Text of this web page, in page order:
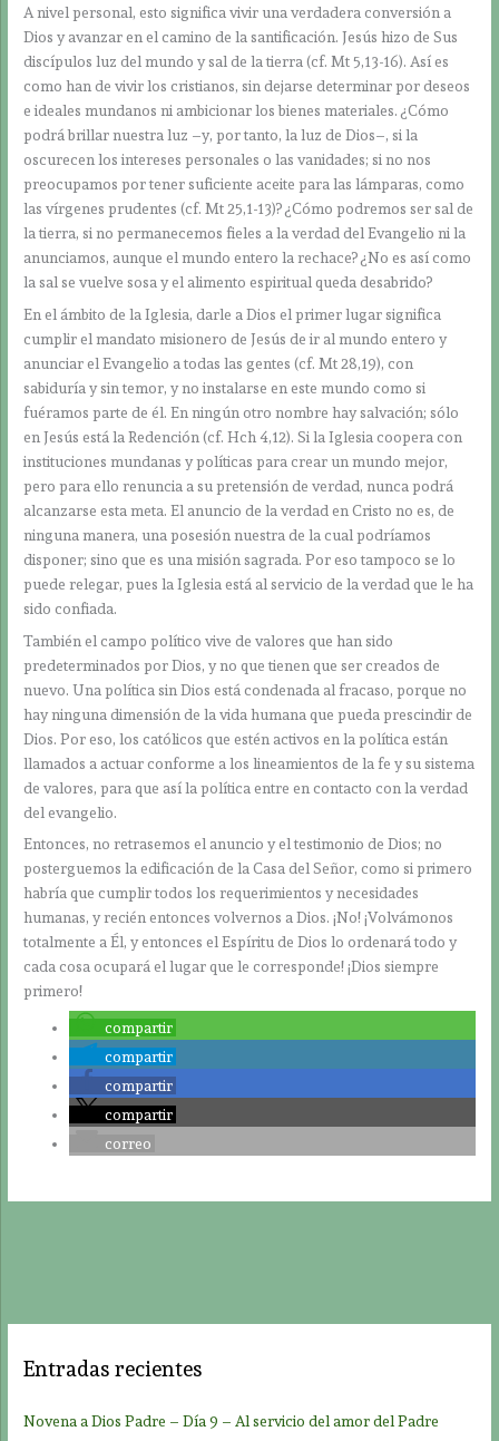
A nivel personal, esto significa vivir una verdadera conversión a
Dios y avanzar en el camino de la santificación. Jesús hizo de Sus
discípulos luz del mundo y sal de la tierra (cf. Mt 5,13-16). Así es
como han de vivir los cristianos, sin dejarse determinar por deseos
e ideales mundanos ni ambicionar los bienes materiales. ¿Cómo
podrá brillar nuestra luz –y, por tanto, la luz de Dios–, si la
oscurecen los intereses personales o las vanidades; si no nos
preocupamos por tener suficiente aceite para las lámparas, como
las vírgenes prudentes (cf. Mt 25,1-13)? ¿Cómo podremos ser sal de
la tierra, si no permanecemos fieles a la verdad del Evangelio ni la
anunciamos, aunque el mundo entero la rechace? ¿No es así como
la sal se vuelve sosa y el alimento espiritual queda desabrido?
En el ámbito de la Iglesia, darle a Dios el primer lugar significa
cumplir el mandato misionero de Jesús de ir al mundo entero y
anunciar el Evangelio a todas las gentes (cf. Mt 28,19), con
sabiduría y sin temor, y no instalarse en este mundo como si
fuéramos parte de él. En ningún otro nombre hay salvación; sólo
en Jesús está la Redención (cf. Hch 4,12). Si la Iglesia coopera con
instituciones mundanas y políticas para crear un mundo mejor,
pero para ello renuncia a su pretensión de verdad, nunca podrá
alcanzarse esta meta. El anuncio de la verdad en Cristo no es, de
ninguna manera, una posesión nuestra de la cual podríamos
disponer; sino que es una misión sagrada. Por eso tampoco se lo
puede relegar, pues la Iglesia está al servicio de la verdad que le ha
sido confiada.
También el campo político vive de valores que han sido
predeterminados por Dios, y no que tienen que ser creados de
nuevo. Una política sin Dios está condenada al fracaso, porque no
hay ninguna dimensión de la vida humana que pueda prescindir de
Dios. Por eso, los católicos que estén activos en la política están
llamados a actuar conforme a los lineamientos de la fe y su sistema
de valores, para que así la política entre en contacto con la verdad
del evangelio.
Entonces, no retrasemos el anuncio y el testimonio de Dios; no
posterguemos la edificación de la Casa del Señor, como si primero
habría que cumplir todos los requerimientos y necesidades
humanas, y recién entonces volvernos a Dios. ¡No! ¡Volvámonos
totalmente a Él, y entonces el Espíritu de Dios lo ordenará todo y
cada cosa ocupará el lugar que le corresponde! ¡Dios siempre
primero!
compartir
compartir
compartir
compartir
correo
Entradas recientes
Novena a Dios Padre – Día 9 – Al servicio del amor del Padre